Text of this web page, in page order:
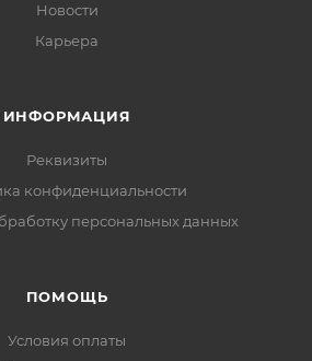
Новости
Карьера
ИНФОРМАЦИЯ
Реквизиты
конфиденциальности
персональных данных
ПОМОЩЬ
Условия оплаты